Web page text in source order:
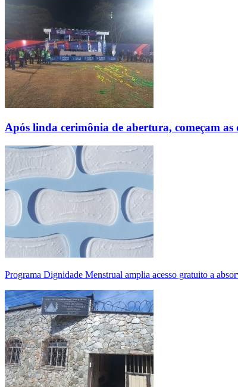
Após linda cerimônia de abertura, começam
Programa Dignidade Menstrual amplia acesso gratuito a